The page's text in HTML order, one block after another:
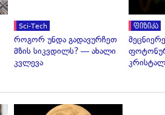
Sci-Tech
როგორ უნდა გადავურჩეთ
მზის სიკვდილს? — ახალი
კვლევა
ფიზიკა